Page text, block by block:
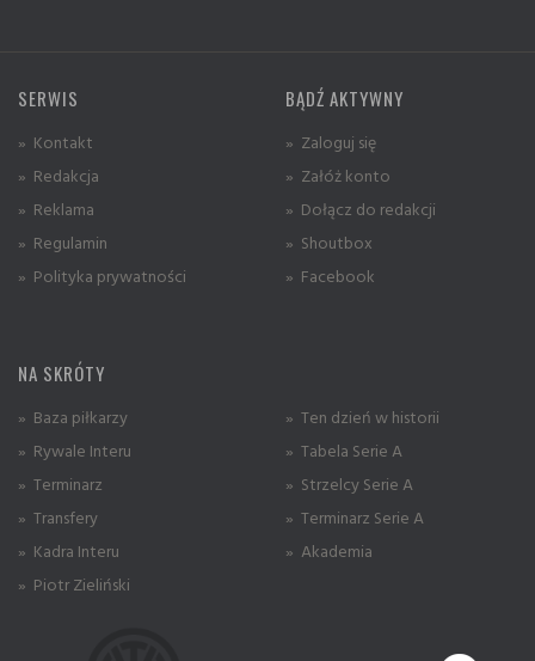
SERWIS
» Kontakt
» Redakcja
» Reklama
» Regulamin
» Polityka prywatności
BĄDŹ AKTYWNY
» Zaloguj się
» Załóż konto
» Dołącz do redakcji
» Shoutbox
» Facebook
NA SKRÓTY
» Baza piłkarzy
» Rywale Interu
» Terminarz
» Transfery
» Kadra Interu
» Piotr Zieliński
» Ten dzień w historii
» Tabela Serie A
» Strzelcy Serie A
» Terminarz Serie A
» Akademia